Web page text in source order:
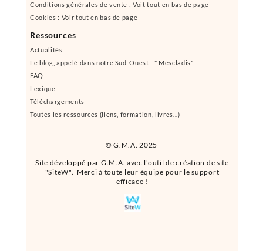
© G.M.A. 2025
Site développé par G.M.A. avec l'outil de création de site
"SiteW". Merci à toute leur équipe pour le support
efficace !
Conditions générales de vente : Voit tout en bas de page
Cookies : Voir tout en bas de page
Ressources
Actualités
Le blog, appelé dans notre Sud-Ouest : " Mescladis"
FAQ
Lexique
Téléchargements
Toutes les ressources (liens, formation, livres...)